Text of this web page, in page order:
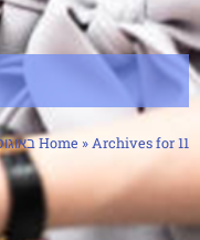
Home » Archives for 11 באוגוסט 2024